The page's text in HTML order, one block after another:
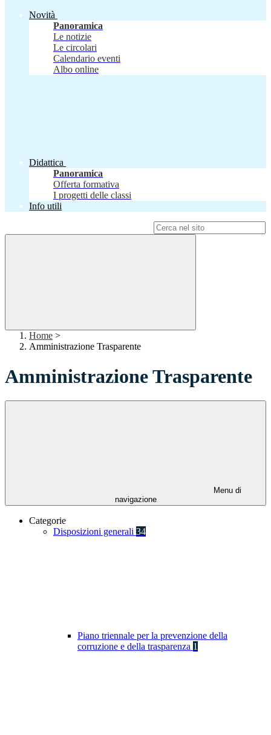
Novità
Panoramica
Le notizie
Le circolari
Calendario eventi
Albo online
Didattica
Panoramica
Offerta formativa
I progetti delle classi
Info utili
Home >
Amministrazione Trasparente
Amministrazione Trasparente
Menu di
navigazione
Categorie
Disposizioni generali 34
Piano triennale per la prevenzione della
corruzione e della trasparenza 1